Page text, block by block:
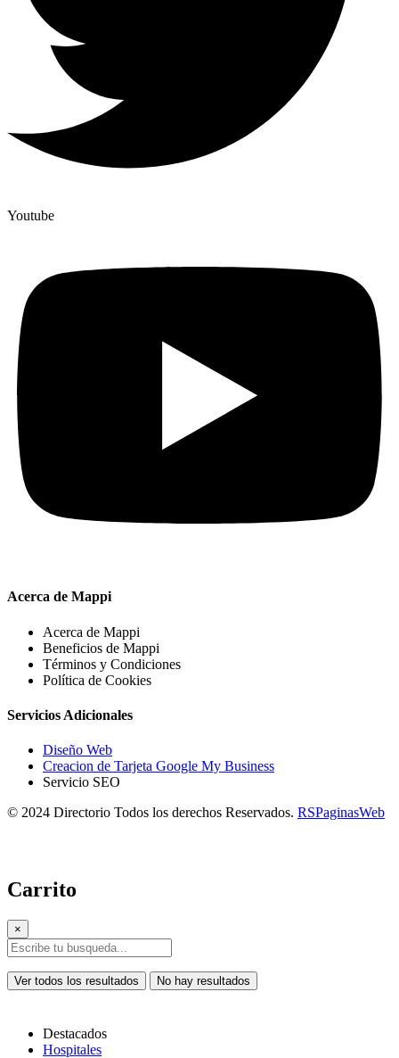
Youtube
Acerca de Mappi
Acerca de Mappi
Beneficios de Mappi
Términos y Condiciones
Política de Cookies
Servicios Adicionales
Diseño Web
Creacion de Tarjeta Google My Business
Servicio SEO
© 2024 Directorio Todos los derechos Reservados. RSPaginasWeb
Carrito
×
Ver todos los resultados No hay resultados
Destacados
Hospitales